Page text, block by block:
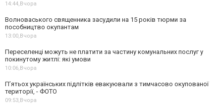
14:44,Вчора
Волноваського священника засудили на 15 років тюрми за
пособництво окупантам
13:00,Вчора
Переселенці можуть не платити за частину комунальних послуг у
покинутому житлі: які умови
10:06,Вчора
П’ятьох українських підлітків евакуювали з тимчасово окупованої
території, - ФОТО
09:53,Вчора